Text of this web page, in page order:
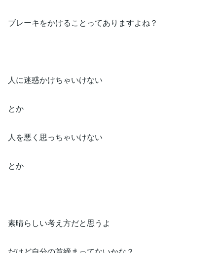
ブレーキをかけることってありますよね？
人に迷惑かけちゃいけない
とか
人を悪く思っちゃいけない
とか
素晴らしい考え方だと思うよ